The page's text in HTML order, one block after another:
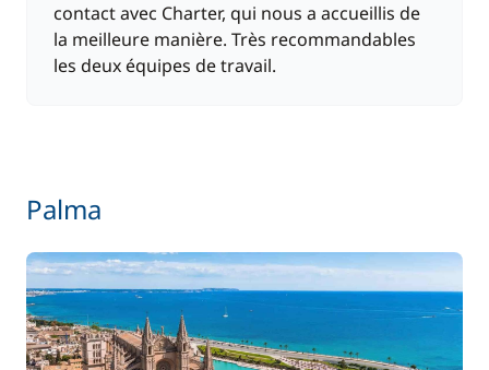
contact avec Charter, qui nous a accueillis de
la meilleure manière. Très recommandables
les deux équipes de travail.
Palma